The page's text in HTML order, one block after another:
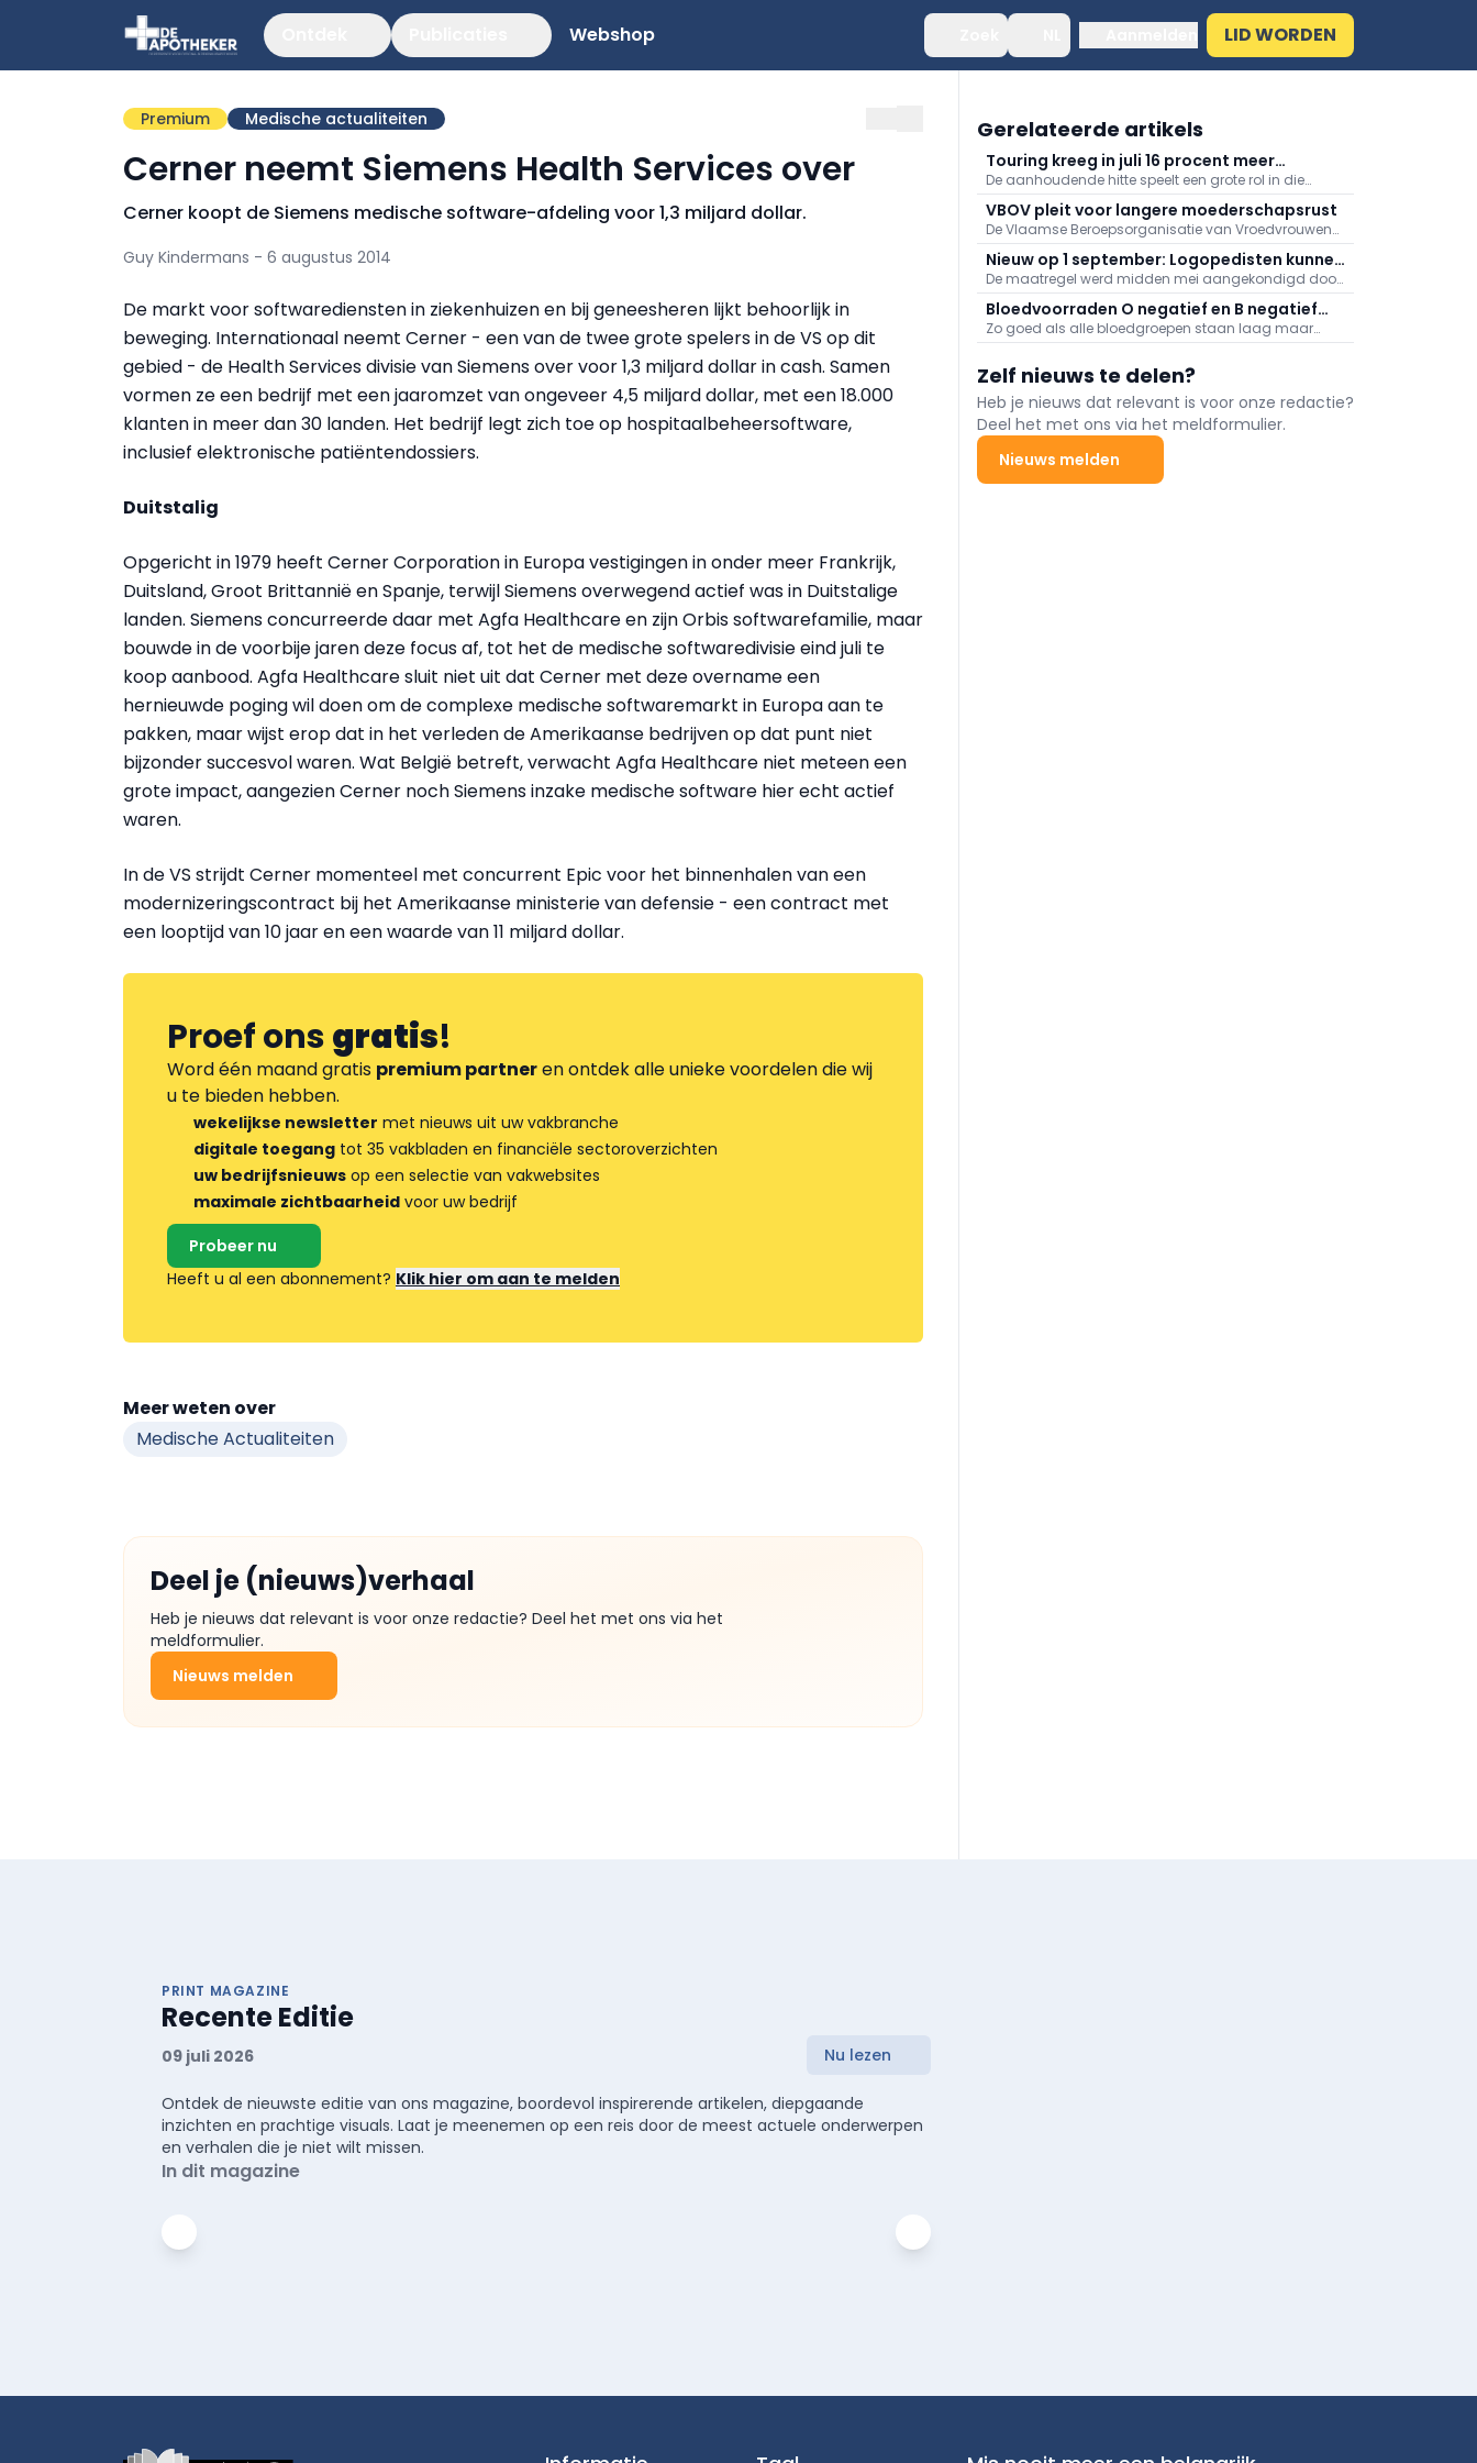
Webshop LID WORDEN
Premium Medische actualiteiten
Cerner neemt Siemens Health Services over
Cerner koopt de Siemens medische software-afdeling voor 1,3 miljard dollar.
Guy Kindermans - 6 augustus 2014
De markt voor softwarediensten in ziekenhuizen en bij geneesheren lijkt behoorlijk in
beweging. Internationaal neemt Cerner - een van de twee grote spelers in de VS op dit
gebied - de Health Services divisie van Siemens over voor 1,3 miljard dollar in cash. Samen
vormen ze een bedrijf met een jaaromzet van ongeveer 4,5 miljard dollar, met een 18.000
klanten in meer dan 30 landen. Het bedrijf legt zich toe op hospitaalbeheersoftware,
inclusief elektronische patiëntendossiers.
Duitstalig
Opgericht in 1979 heeft Cerner Corporation in Europa vestigingen in onder meer Frankrijk,
Duitsland, Groot Brittannië en Spanje, terwijl Siemens overwegend actief was in Duitstalige
landen. Siemens concurreerde daar met Agfa Healthcare en zijn Orbis softwarefamilie, maar
bouwde in de voorbije jaren deze focus af, tot het de medische softwaredivisie eind juli te
koop aanbood. Agfa Healthcare sluit niet uit dat Cerner met deze overname een
hernieuwde poging wil doen om de complexe medische softwaremarkt in Europa aan te
pakken, maar wijst erop dat in het verleden de Amerikaanse bedrijven op dat punt niet
bijzonder succesvol waren. Wat België betreft, verwacht Agfa Healthcare niet meteen een
grote impact, aangezien Cerner noch Siemens inzake medische software hier echt actief
waren.
In de VS strijdt Cerner momenteel met concurrent Epic voor het binnenhalen van een
modernizeringscontract bij het Amerikaanse ministerie van defensie - een contract met
een looptijd van 10 jaar en een waarde van 11 miljard dollar.
Proef onsgratis!
Word één maand gratis premium partneren ontdek alle unieke voordelen die wij
u te bieden hebben.
wekelijkse newsletter met nieuws uit uw vakbranche
digitale toegang tot 35 vakbladen en financiële sectoroverzichten
uw bedrijfsnieuws op een selectie van vakwebsites
maximale zichtbaarheid voor uw bedrijf
Probeer nu
Heeft u al een abonnement? Klik hier om aan te melden
Meer weten over
Medische Actualiteiten
Deel je (nieuws)verhaal
Heb je nieuws dat relevant is voor onze redactie? Deel het met ons via het
meldformulier.
Nieuws melden
Gerelateerde artikels
Touring kreeg in juli 16 procent meer
medische dossiers binnen: "Hitte speelt
grote rol"
De aanhoudende hitte speelt een grote rol in die
stijging, meldt Touring. Er kwamen daarnaast veel
oproepen binnen naar aanleiding van de
bosbranden in het zuiden van Europa.
VBOV pleit voor langere moederschapsrust
De Vlaamse Beroepsorganisatie van Vroedvrouwen
(VBOV) vraagt de federale overheid om de
moederschapsrust uit te breiden tot minstens zes
maanden na de bevalling.
Nieuw op 1 september: Logopedisten kunnen
ook videoconsultaties aanbieden
De maatregel werd midden mei aangekondigd door
minister van Volksgezondheid Frank Vandenbroucke
(Vooruit).
Bloedvoorraden O negatief en B negatief
zeer laag
Zo goed als alle bloedgroepen staan laag maar
vooral de voorraden aan O negatief en B negatief
baren zorgen.
Zelf nieuws te delen?
Heb je nieuws dat relevant is voor onze redactie?
Deel het met ons via het meldformulier.
Nieuws melden
PRINT MAGAZINE
Recente Editie
09 juli 2026 Nu lezen
Ontdek de nieuwste editie van ons magazine, boordevol inspirerende artikelen, diepgaande
inzichten en prachtige visuals. Laat je meenemen op een reis door de meest actuele onderwerpen
en verhalen die je niet wilt missen.
In dit magazine